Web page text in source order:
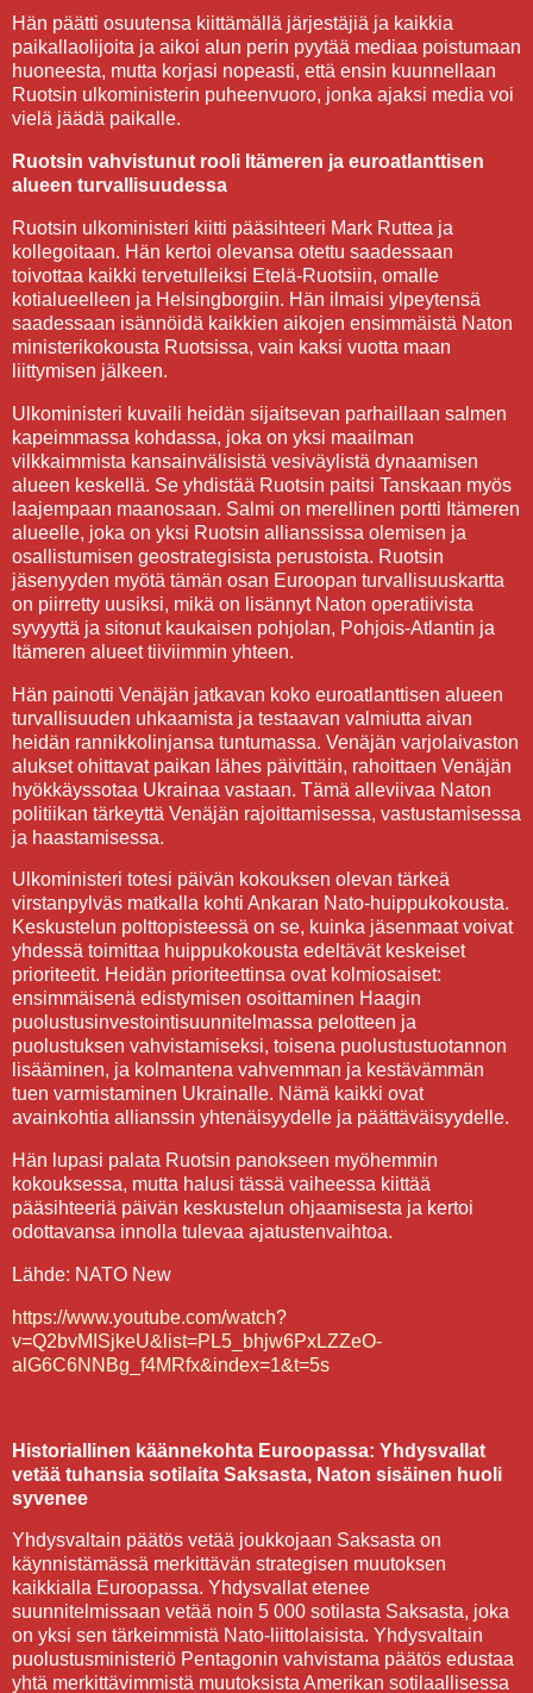
Hän päätti osuutensa kiittämällä järjestäjiä ja kaikkia
paikallaolijoita ja aikoi alun perin pyytää mediaa poistumaan
huoneesta, mutta korjasi nopeasti, että ensin kuunnellaan
Ruotsin ulkoministerin puheenvuoro, jonka ajaksi media voi
vielä jäädä paikalle.
Ruotsin vahvistunut rooli Itämeren ja euroatlanttisen
alueen turvallisuudessa
Ruotsin ulkoministeri kiitti pääsihteeri Mark Ruttea ja
kollegoitaan. Hän kertoi olevansa otettu saadessaan
toivottaa kaikki tervetulleiksi Etelä-Ruotsiin, omalle
kotialueelleen ja Helsingborgiin. Hän ilmaisi ylpeytensä
saadessaan isännöidä kaikkien aikojen ensimmäistä Naton
ministerikokousta Ruotsissa, vain kaksi vuotta maan
liittymisen jälkeen.
Ulkoministeri kuvaili heidän sijaitsevan parhaillaan salmen
kapeimmassa kohdassa, joka on yksi maailman
vilkkaimmista kansainvälisistä vesiväylistä dynaamisen
alueen keskellä. Se yhdistää Ruotsin paitsi Tanskaan myös
laajempaan maanosaan. Salmi on merellinen portti Itämeren
alueelle, joka on yksi Ruotsin allianssissa olemisen ja
osallistumisen geostrategisista perustoista. Ruotsin
jäsenyyden myötä tämän osan Euroopan turvallisuuskartta
on piirretty uusiksi, mikä on lisännyt Naton operatiivista
syvyyttä ja sitonut kaukaisen pohjolan, Pohjois-Atlantin ja
Itämeren alueet tiiviimmin yhteen.
Hän painotti Venäjän jatkavan koko euroatlanttisen alueen
turvallisuuden uhkaamista ja testaavan valmiutta aivan
heidän rannikkolinjansa tuntumassa. Venäjän varjolaivaston
alukset ohittavat paikan lähes päivittäin, rahoittaen Venäjän
hyökkäyssotaa Ukrainaa vastaan. Tämä alleviivaa Naton
politiikan tärkeyttä Venäjän rajoittamisessa, vastustamisessa
ja haastamisessa.
Ulkoministeri totesi päivän kokouksen olevan tärkeä
virstanpylväs matkalla kohti Ankaran Nato-huippukokousta.
Keskustelun polttopisteessä on se, kuinka jäsenmaat voivat
yhdessä toimittaa huippukokousta edeltävät keskeiset
prioriteetit. Heidän prioriteettinsa ovat kolmiosaiset:
ensimmäisenä edistymisen osoittaminen Haagin
puolustusinvestointisuunnitelmassa pelotteen ja
puolustuksen vahvistamiseksi, toisena puolustustuotannon
lisääminen, ja kolmantena vahvemman ja kestävämmän
tuen varmistaminen Ukrainalle. Nämä kaikki ovat
avainkohtia allianssin yhtenäisyydelle ja päättäväisyydelle.
Hän lupasi palata Ruotsin panokseen myöhemmin
kokouksessa, mutta halusi tässä vaiheessa kiittää
pääsihteeriä päivän keskustelun ohjaamisesta ja kertoi
odottavansa innolla tulevaa ajatustenvaihtoa.
Lähde: NATO New
https://www.youtube.com/watch?
v=Q2bvMISjkeU&list=PL5_bhjw6PxLZZeO-
alG6C6NNBg_f4MRfx&index=1&t=5s
Historiallinen käännekohta Euroopassa: Yhdysvallat
vetää tuhansia sotilaita Saksasta, Naton sisäinen huoli
syvenee
Yhdysvaltain päätös vetää joukkojaan Saksasta on
käynnistämässä merkittävän strategisen muutoksen
kaikkialla Euroopassa. Yhdysvallat etenee
suunnitelmissaan vetää noin 5 000 sotilasta Saksasta, joka
on yksi sen tärkeimmistä Nato-liittolaisista. Yhdysvaltain
puolustusministeriö Pentagonin vahvistama päätös edustaa
yhtä merkittävimmistä muutoksista Amerikan sotilaallisessa